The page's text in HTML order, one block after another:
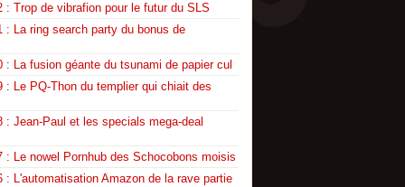
: Trop de vibrafion pour le futur du SLS
: La ring search party du bonus de
: La fusion géante du tsunami de papier cul
: Le PQ-Thon du templier qui chiait des
: Jean-Paul et les specials mega-deal
: Le nowel Pornhub des Schocobons moisis
: L'automatisation Amazon de la rave partie